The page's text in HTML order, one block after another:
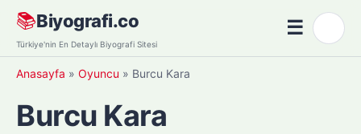
Skip
content
📚Biyografi.co
Türkiye'nin En Detaylı Biyografi Sitesi
☰Menü
Anasayfa » Oyuncu » Burcu Kara
Burcu Kara